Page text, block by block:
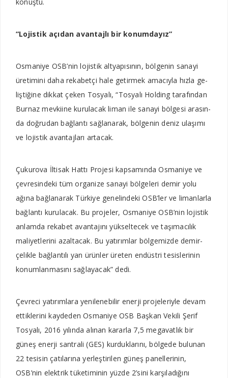
“Lojistik açıdan avantajlı bir konumdayız”
Osmaniye OSB’nin lojistik altyapısının, bölgenin sanayi
üretimini daha rekabetçi ha­le getirmek amacıyla hızla ge­
liştiğine dikkat çeken Tosya­lı, “Tosyalı Holding tarafından
Burnaz mevkiine kurulacak li­man ile sanayi bölgesi arasın­
da doğrudan bağlantı sağla­narak, bölgenin deniz ulaşımı
ve lojistik avantajları artacak.
Çukurova İltisak Hattı Projesi kapsamında Osmaniye ve
çev­resindeki tüm organize sanayi bölgeleri demir yolu
ağına bağ­lanarak Türkiye genelindeki OSB’ler ve limanlarla
bağlantı kurulacak. Bu projeler, Osma­niye OSB’nin lojistik
anlamda rekabet avantajını yükselte­cek ve taşımacılık
maliyetleri­ni azaltacak. Bu yatırımlar böl­gemizde demir-
çelikle bağlan­tılı yan ürünler üreten endüstri tesislerinin
konumlanmasını sağlayacak” dedi.
Çevreci yatırımlara yenile­nebilir enerji projeleriyle de­vam
ettiklerini kaydeden Os­maniye OSB Başkan Vekili Şe­rif
Tosyalı, 2016 yılında alınan kararla 7,5 megavatlık bir
güneş enerji santrali (GES) kurdukla­rını, bölgede bulunan
22 tesisin çatılarına yerleştirilen güneş panellerinin,
OSB’nin elektrik tüketiminin yüzde 2’sini kar­şıladığını